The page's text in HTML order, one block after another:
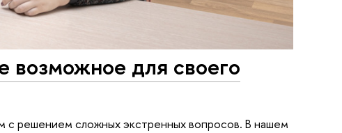
возможное для своего
решением сложных экстренных вопросов. В нашем